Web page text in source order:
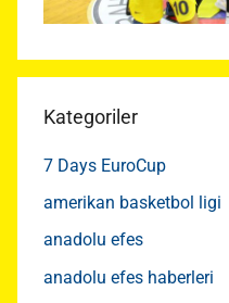
Kategoriler
7 Days EuroCup
amerikan basketbol ligi
anadolu efes
anadolu efes haberleri